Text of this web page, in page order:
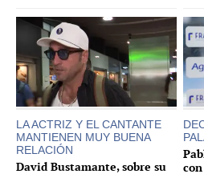
LA ACTRIZ Y EL CANTANTE
MANTIENEN MUY BUENA
RELACIÓN
David Bustamante, sobre su